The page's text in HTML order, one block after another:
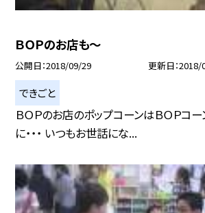
ＢＯＰのお店も〜
公開日 2018/09/29 更新日 2018/
できごと
ＢＯＰのお店のポップコーンはＢＯＰコ
に・・・ いつもお世話にな...